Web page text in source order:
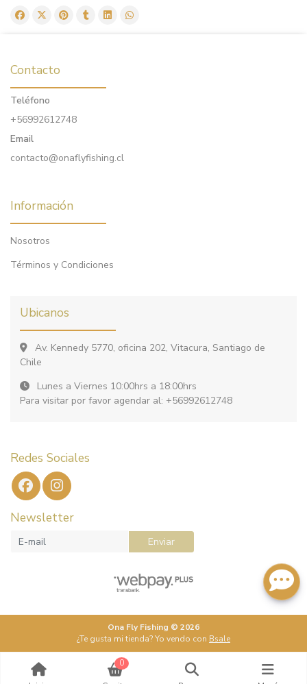
Contacto
Teléfono
+56992612748
Email
contacto@onaflyfishing.cl
Información
Nosotros
Términos y Condiciones
Ubicanos
Av. Kennedy 5770, oficina 202, Vitacura, Santiago de
Chile
Lunes a Viernes 10:00hrs a 18:00hrs
Para visitar por favor agendar al: +56992612748
Redes Sociales
Newsletter
Enviar
Ona Fly Fishing © 2026
¿Te gusta mi tienda? Yo vendo con Bsale
0